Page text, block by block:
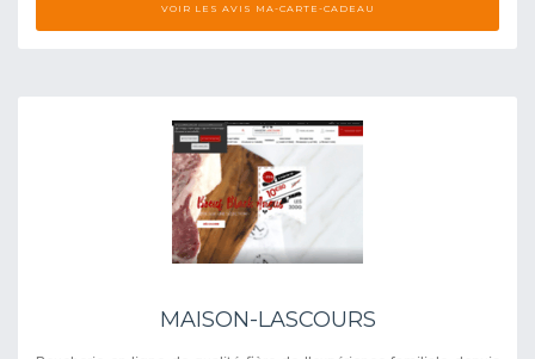
VOIR LES AVIS MA-CARTE-CADEAU
MAISON-LASCOURS